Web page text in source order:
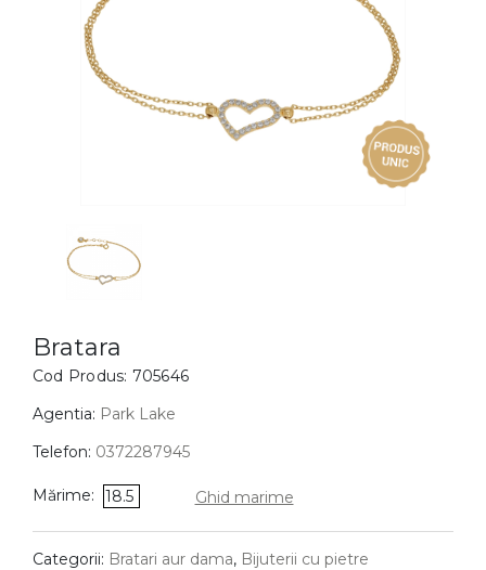
BIJUTERII COPII
Cercei
Bratari
Coliere
Lanturi
Pandantive
DIAMANTE Vezi toate
Bratara
Cod Produs: 705646
Agentia: Park Lake
Telefon: 0372287945
Mărime: 18.5 Ghid marime
Categorii: Bratari aur dama, Bijuterii cu pietre